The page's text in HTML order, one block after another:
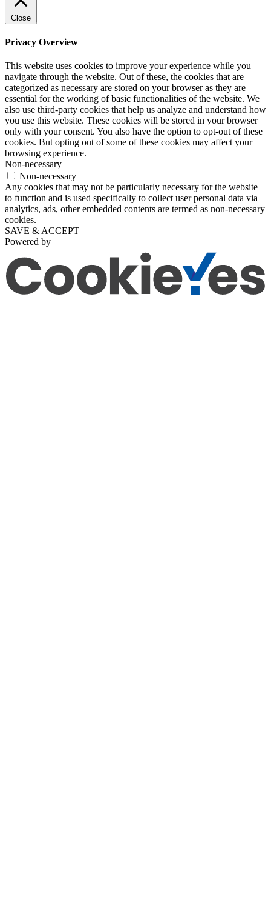
Close
Privacy Overview
This website uses cookies to improve your experience while you
navigate through the website. Out of these, the cookies that are
categorized as necessary are stored on your browser as they are
essential for the working of basic functionalities of the website. We
also use third-party cookies that help us analyze and understand how
you use this website. These cookies will be stored in your browser
only with your consent. You also have the option to opt-out of these
cookies. But opting out of some of these cookies may affect your
browsing experience.
Non-necessary
Non-necessary
Any cookies that may not be particularly necessary for the website
to function and is used specifically to collect user personal data via
analytics, ads, other embedded contents are termed as non-necessary
cookies.
SAVE & ACCEPT
Powered by